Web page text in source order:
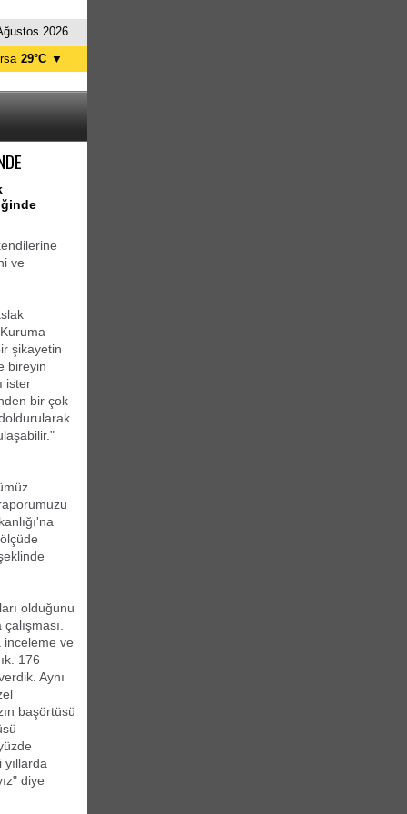
2026
29°C ▼
ve
şikayetin
bireyin
ister
bir çok
olduğunu
inceleme ve
176
Aynı
başörtüsü
diye